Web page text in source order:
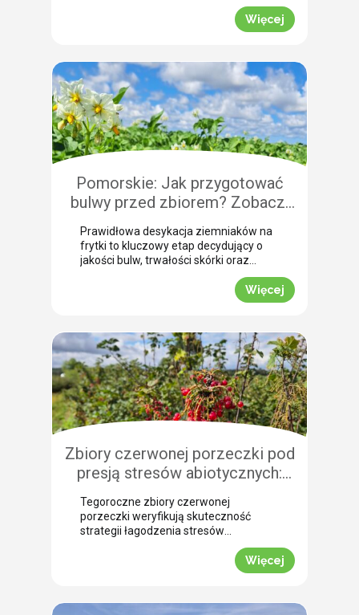
natychmiastowe zabezpieczenie
Uszkodzona skórka to otwarta droga
dla patogenów grzybowych, które
potrafią zniszczyć owoce tuż przed
zbiorem. Nasza ekspertka Justyna
Wasiak ostrzega przed nadchodzącym
frontem burzowym i wskazuje
skuteczne rozwiązanie interwencyjne.
Więcej
Pomorskie: Jak przygotować
bulwy przed zbiorem? Zobacz,
jak przebiega profesjonalna
desykacja ziemniaków na frytki!
Prawidłowa desykacja ziemniaków na
frytki to kluczowy etap decydujący o
jakości bulw, trwałości skórki oraz
łatwości zbioru maszynowego. Nasz
przeprowadził niedawno lustrację
(województwo pomorskie). Na tej
podstawie podpowiada, dlaczego o
zabiegu dosuszania warto pomyśleć z
dużym wyprzedzeniem. Zobacz, jak
zaplanować skuteczne wygaszanie
wegetacji z użyciem preparatu MIZUKI.
Dlaczego […]
Więcej
Zbiory czerwonej porzeczki pod
presją stresów abiotycznych:
ocena skuteczności
biostymulacji
Tegoroczne zbiory czerwonej
porzeczki weryfikują skuteczność
strategii łagodzenia stresów
temperatur oraz długotrwały deficyt
fizjologicznego, zmuszając krzewy do
Więcej